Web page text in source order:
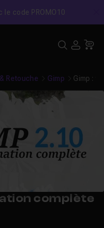
code PROMO10
Retouche Gimp Gimp :
complète